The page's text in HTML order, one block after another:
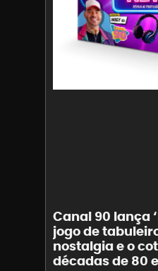
Canal 90 lança
jogo de
nostalgia e o
décadas de 80